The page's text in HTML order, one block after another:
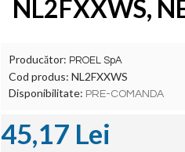
NL2FXXWS,
Producător: PROEL SpA
Cod produs: NL2FXXWS
Disponibilitate: PRE-COMANDA
45,17 Lei